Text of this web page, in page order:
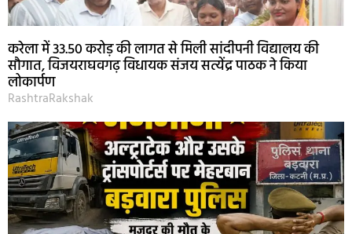
करेला में 33.50 करोड़ की लागत से मिली सांदीपनी विद्यालय की
सौगात, विजयराघवगढ़ विधायक संजय सत्येंद्र पाठक ने किया
लोकार्पण
RashtraRakshak